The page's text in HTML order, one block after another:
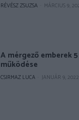
RÉVÉSZ ZSUZSA MÁRCIUS 9,
A mérgező emberek
működése
CSIRMAZ LUCA JANUÁR 9, 2022